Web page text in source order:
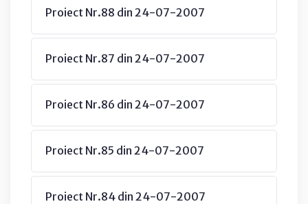
Proiect Nr.88 din 24-07-2007
Proiect Nr.87 din 24-07-2007
Proiect Nr.86 din 24-07-2007
Proiect Nr.85 din 24-07-2007
Proiect Nr.84 din 24-07-2007